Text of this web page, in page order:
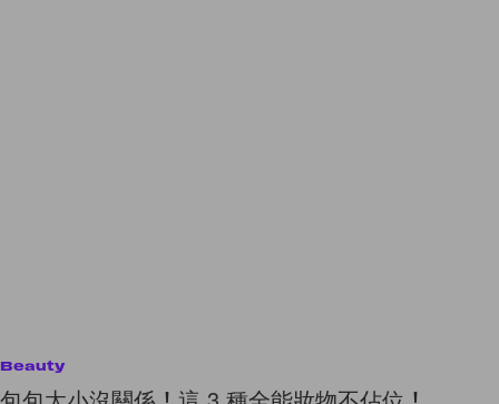
Beauty